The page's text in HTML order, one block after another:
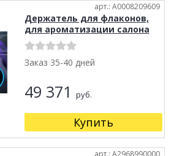
арт.: A0008209609
Держатель для флаконов,
для ароматизации салона
Заказ 35-40 дней
49 371 руб.
Купить